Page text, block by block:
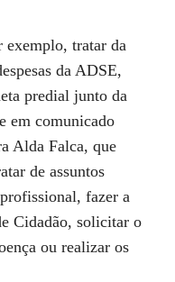
exemplo, tratar da
da ADSE,
predial junto da
em comunicado
Alda Falca, que
de assuntos
fazer a
Cidadão, solicitar o
ou realizar os